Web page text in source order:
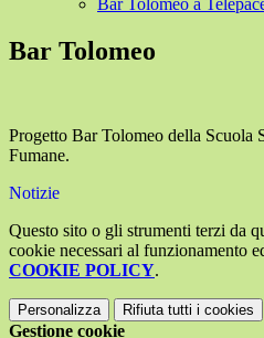
Bar Tolomeo a
Bar Tolomeo
Progetto Bar Tolomeo della Scuola
Fumane.
Notizie
Questo sito o gli strumenti terzi da
cookie necessari al funzionamento
COOKIE POLICY.
Personalizza Rifiuta tutti i cookies
Gestione cookie